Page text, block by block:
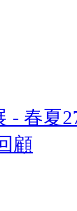
- 春夏
顧